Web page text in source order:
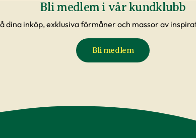
Bli medlem i vår kundklubb
dina inköp, exklusiva förmåner och massor av
Bli medlem